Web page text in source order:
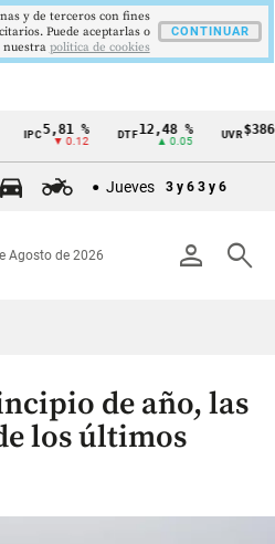
5,81 %
▼ 0.12
DTF 12,48 %
▲ 0.05
UVR $386,1273
▲ 0.03
Jueves 3 y 6 3 y 6
person search
Agosto de 2026
de año, las
los últimos
y de terceros con fines
Puede aceptarlas o
nuestra politica de cookies
CONTINUAR